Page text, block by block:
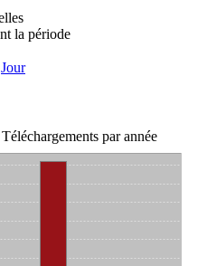
la période
Jour
Téléchargements par année